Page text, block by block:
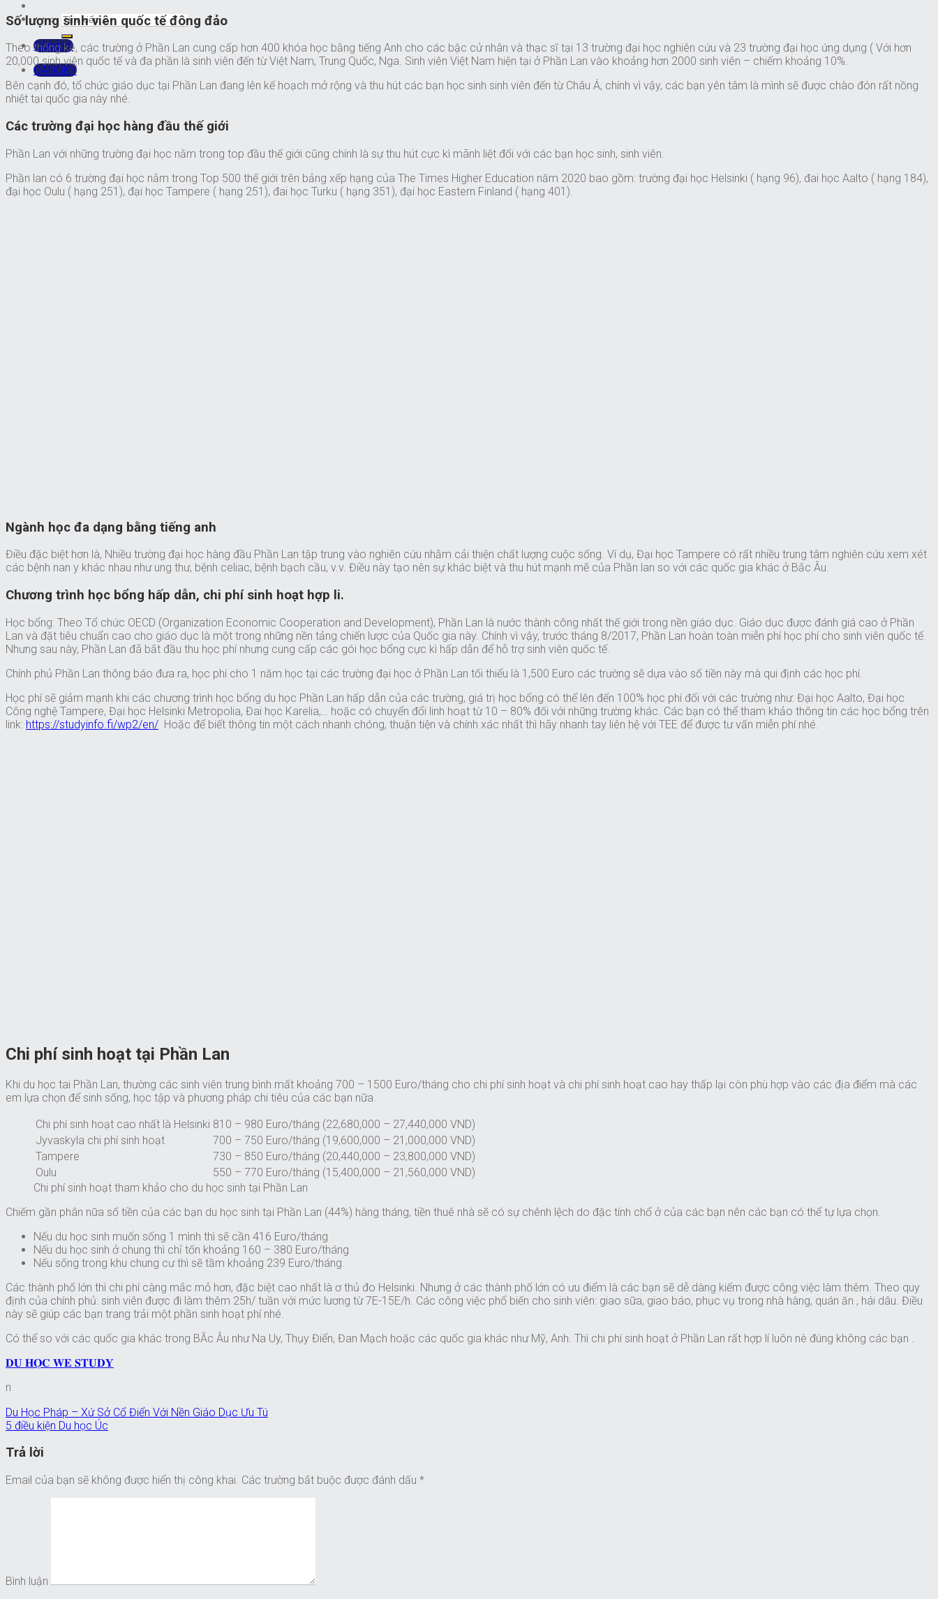
Đăng ký
ĐĂNGKÝ
Số lượng sinh viên quốc tế đông đảo
Theo thống kê, các trường ở Phần Lan cung cấp hơn 400 khóa học bằng tiếng Anh cho các bậc cử nhân và thạc sĩ tại 13 trường đại học nghiên cứu và 23 trường đại học ứng dụng ( Với hơn
20,000 sinh viên quốc tế và đa phần là sinh viên đến từ Việt Nam, Trung Quốc, Nga. Sinh viên Việt Nam hiện tại ở Phần Lan vào khoảng hơn 2000 sinh viên – chiếm khoảng 10%.
Bên cạnh đó, tổ chức giáo dục tại Phần Lan đang lên kế hoạch mở rộng và thu hút các bạn học sinh sinh viên đến từ Châu Á, chính vì vậy, các bạn yên tâm là mình sẽ được chào đón rất nồng
nhiệt tại quốc gia này nhé.
Các trường đại học hàng đầu thế giới
Phần Lan với những trường đại học nằm trong top đầu thế giới cũng chính là sự thu hút cực kì mãnh liệt đối với các bạn học sinh, sinh viên.
Phần lan có 6 trường đại học nằm trong Top 500 thế giới trên bảng xếp hạng của The Times Higher Education năm 2020 bao gồm: trường đại học Helsinki ( hạng 96), đai học Aalto ( hạng 184),
đại học Oulu ( hạng 251), đại học Tampere ( hạng 251), đai học Turku ( hạng 351), đại học Eastern Finland ( hạng 401).
Ngành học đa dạng bằng tiếng anh
Điều đặc biệt hơn là, Nhiều trường đại học hàng đầu Phần Lan tập trung vào nghiên cứu nhằm cải thiện chất lượng cuộc sống. Ví dụ, Đại học Tampere có rất nhiều trung tâm nghiên cứu xem xét
các bệnh nan y khác nhau như ung thư, bệnh celiac, bệnh bạch cầu, v.v. Điều này tạo nên sự khác biệt và thu hút mạnh mẽ của Phần lan so với các quốc gia khác ở Bắc Âu.
Chương trình học bổng hấp dẫn, chi phí sinh hoạt hợp li.
Học bổng: Theo Tổ chức OECD (Organization Economic Cooperation and Development), Phần Lan là nước thành công nhất thế giới trong nền giáo dục. Giáo dục được đánh giá cao ở Phần
Lan và đặt tiêu chuẩn cao cho giáo dục là một trong những nền tảng chiến lược của Quốc gia này. Chính vì vậy, trước tháng 8/2017, Phần Lan hoàn toàn miễn phí học phí cho sinh viên quốc tế.
Nhưng sau này, Phần Lan đã bắt đầu thu học phí nhưng cung cấp các gói học bổng cực kì hấp dẫn để hỗ trợ sinh viên quốc tế.
Chính phủ Phần Lan thông báo đưa ra, học phí cho 1 năm học tại các trường đại học ở Phần Lan tối thiểu là 1,500 Euro các trường sẽ dựa vào số tiền này mà qui định các học phí.
Học phí sẽ giảm mạnh khi các chương trình học bổng du học Phần Lan hấp dẫn của các trường, giá trị học bổng có thể lên đến 100% học phí đối với các trường như: Đại học Aalto, Đại học
Công nghệ Tampere, Đại học Helsinki Metropolia, Đai học Karelia,… hoặc có chuyển đổi linh hoạt từ 10 – 80% đối với những trường khác. Các bạn có thể tham khảo thông tin các học bổng trên
link: https://studyinfo.fi/wp2/en/ Hoặc để biết thông tin một cách nhanh chóng, thuận tiện và chính xác nhất thì hãy nhanh tay liên hệ với TEE để được tư vấn miễn phí nhé.
Chi phí sinh hoạt tại Phần Lan
Khi du học tai Phần Lan, thường các sinh viên trung bình mất khoảng 700 – 1500 Euro/tháng cho chi phí sinh hoạt và chi phí sinh hoạt cao hay thấp lại còn phù hợp vào các địa điểm mà các
em lựa chọn để sinh sống, học tập và phương pháp chi tiêu của các bạn nữa.
Chi phí sinh hoạt cao nhất là Helsinki 810 – 980 Euro/tháng (22,680,000 – 27,440,000 VND)
Jyvaskyla chi phí sinh hoạt
700 – 750 Euro/tháng (19,600,000 – 21,000,000 VND)
Tampere
730 – 850 Euro/tháng (20,440,000 – 23,800,000 VND)
Oulu
550 – 770 Euro/tháng (15,400,000 – 21,560,000 VND)
Chi phí sinh hoạt tham khảo cho du học sinh tại Phần Lan
Chiếm gần phân nữa số tiền của các bạn du học sinh tại Phần Lan (44%) hàng tháng, tiền thuê nhà sẽ có sự chênh lệch do đặc tính chổ ở của các bạn nên các bạn có thể tự lựa chọn.
Nếu du học sinh muốn sống 1 mình thì sẽ cần 416 Euro/tháng
Nếu du học sinh ở chung thì chỉ tốn khoảng 160 – 380 Euro/tháng
Nếu sống trong khu chung cư thì sẽ tầm khoảng 239 Euro/tháng.
Các thành phố lớn thì chi phí càng mắc mỏ hơn, đặc biệt cao nhất là ơ thủ đo Helsinki. Nhưng ở các thành phố lớn có ưu điểm là các bạn sẽ dễ dàng kiếm được công việc làm thêm. Theo quy
định của chính phủ: sinh viên được đi làm thêm 25h/ tuần với mức lương từ 7E-15E/h. Các công việc phổ biến cho sinh viên: giao sữa, giao báo, phục vụ trong nhà hàng, quán ăn , hái dâu. Điều
này sẽ giúp các bạn trang trải một phần sinh hoạt phí nhé.
Có thể so với các quốc gia khác trong BẮc Âu như Na Uy, Thụy Điển, Đan Mạch hoặc các quốc gia khác như Mỹ, Anh. Thì chi phí sinh hoạt ở Phần Lan rất hợp lí luôn nè đúng không các bạn .
𝐃𝐔 𝐇𝐎̣𝐂 𝐖𝐄 𝐒𝐓𝐔𝐃𝐘
n
Du Học Pháp – Xứ Sở Cổ Điển Với Nền Giáo Dục Ưu Tú
5 điều kiện Du học Úc
Trả lời
Email của bạn sẽ không được hiển thị công khai. Các trường bắt buộc được đánh dấu *
Bình luận